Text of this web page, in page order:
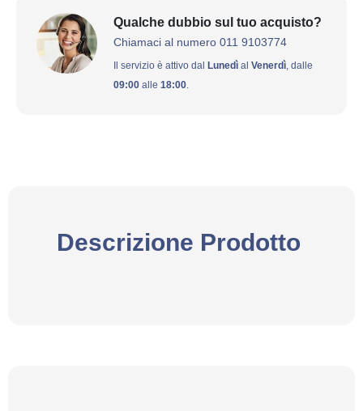
Qualche dubbio sul tuo acquisto?
Chiamaci al numero 011 9103774
Il servizio è attivo dal Lunedì al Venerdì, dalle
09:00 alle 18:00.
Descrizione Prodotto